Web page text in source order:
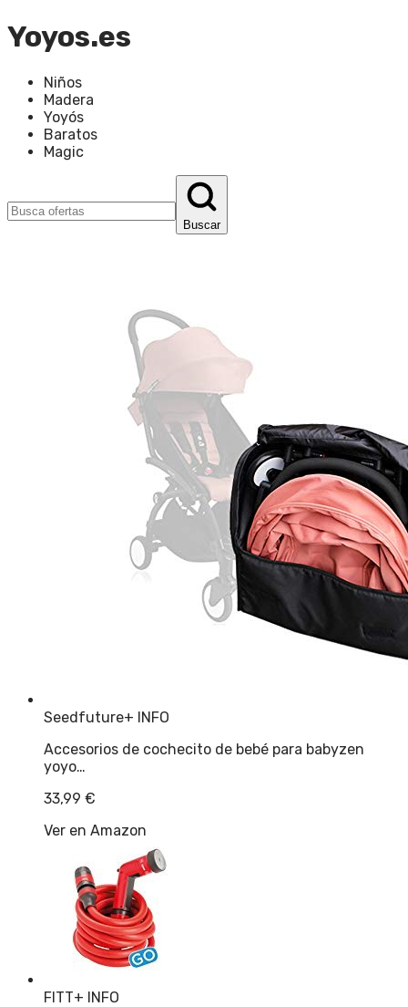
Yoyos.es
Niños
Madera
Yoyós
Baratos
Magic
Buscar
Seedfuture+ INFO
Accesorios de cochecito de bebé para babyzen
yoyo…
33,99 €
Ver en Amazon
FITT+ INFO